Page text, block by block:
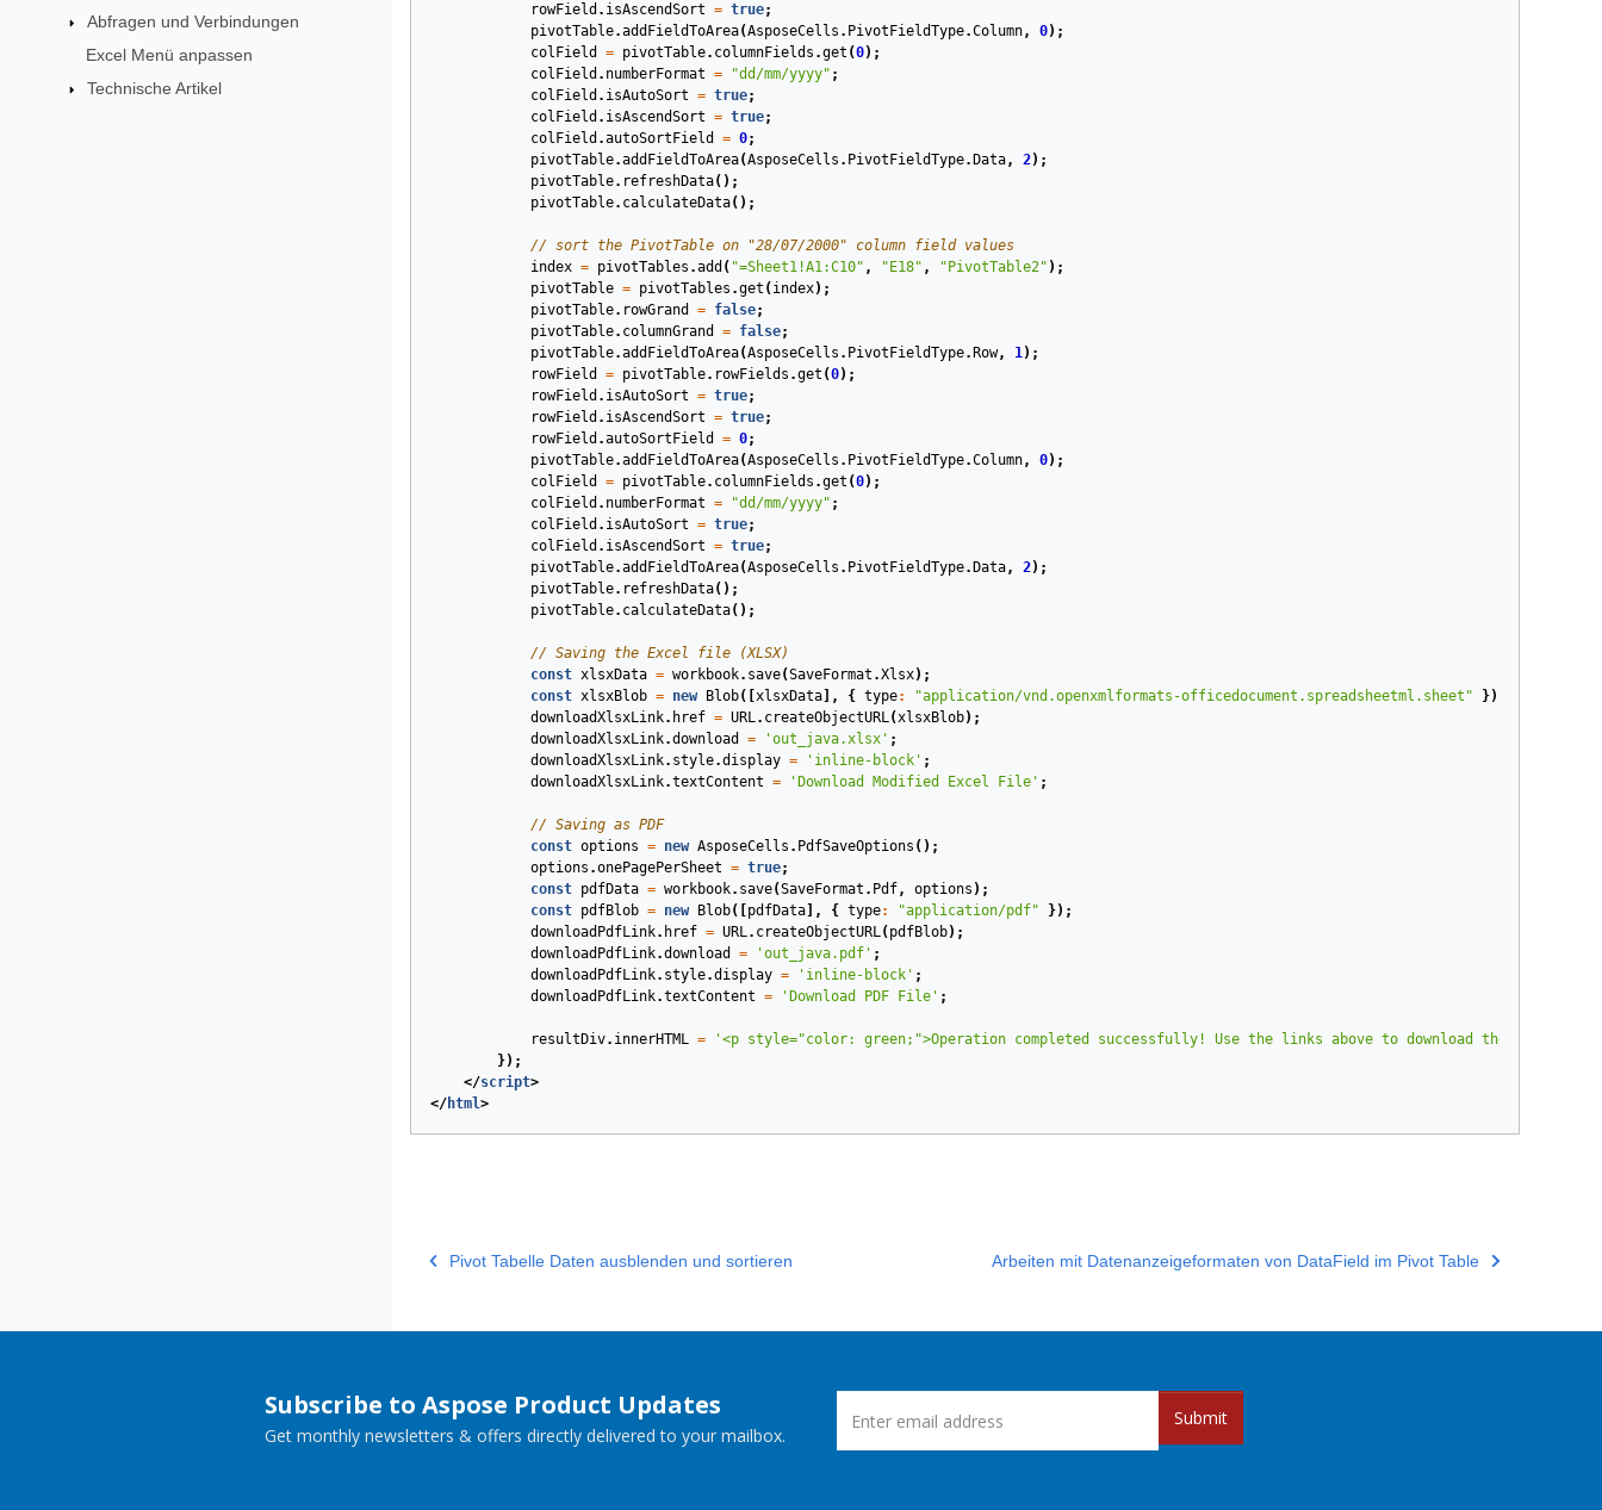
Abfragen und Verbindungen
Excel Menü anpassen
Technische Artikel
rowField . isAscendSort = true;
pivotTable.addFieldToArea(AsposeCells . PivotFieldType.Column, 0);
colField
= pivotTable. columnFields .get (0);
colField . numberFormat = "dd/mm/yyyy" ;
colField . isAutoSort = true;
colField . isAscendSort = true;
colField .autoSortField = 0;
pivotTable.addFieldToArea(AsposeCells . PivotFieldType. Data, 2);
pivotTable. refreshData();
pivotTable. calculateData();
// sort the PivotTable on "28/07/2000" column field values
index = pivotTables .add ( "=Sheet1!A1:C10" , "E18" , "PivotTable2" );
pivotTable = pivotTables .get ( index);
pivotTable. rowGrand = false;
pivotTable. columnGrand = false;
pivotTable.addFieldToArea(AsposeCells . PivotFieldType. Row, 1);
rowField
= pivotTable. rowFields .get (0);
rowField . isAutoSort = true;
rowField . isAscendSort = true;
rowField .autoSortField = 0;
pivotTable.addFieldToArea(AsposeCells . PivotFieldType.Column, 0);
colField
= pivotTable. columnFields .get (0);
colField . numberFormat = "dd/mm/yyyy" ;
colField . isAutoSort = true;
colField . isAscendSort = true;
pivotTable.addFieldToArea(AsposeCells . PivotFieldType. Data, 2);
pivotTable. refreshData();
pivotTable. calculateData();
// Saving the Excel file (XLSX)
const xlsxData = workbook. save(SaveFormat .Xlsx);
const xlsxBlob = new Blob([ xlsxData], { type: "application/vnd.openxmlformats-officedocument.spreadsheetml.sheet"
});
downloadXlsxLink. href = URL. createObjectURL(xlsxBlob);
downloadXlsxLink.download = 'out_java.xlsx' ;
downloadXlsxLink. style.display = 'inline-block' ;
downloadXlsxLink.textContent = 'Download Modified Excel File' ;
// Saving as PDF
const options = new AsposeCells . PdfSaveOptions ();
options .onePagePerSheet = true;
const
pdfData = workbook. save(SaveFormat . Pdf, options );
const
pdfBlob = new Blob([ pdfData], { type: "application/pdf"
});
downloadPdfLink. href = URL. createObjectURL( pdfBlob);
downloadPdfLink.download = 'out_java.pdf' ;
downloadPdfLink. style.display = 'inline-block' ;
downloadPdfLink.textContent = 'Download PDF File' ;
resultDiv. innerHTML =
'<p style="color: green;">Operation completed successfully! Use the links above to download the results.</
});
</script>
</html>
Pivot Tabelle Daten ausblenden und sortieren Arbeiten mit Datenanzeigeformaten von DataField im Pivot Table
Subscribe to Aspose Product Updates
Get monthly newsletters & offers directly delivered to your mailbox.
Submit